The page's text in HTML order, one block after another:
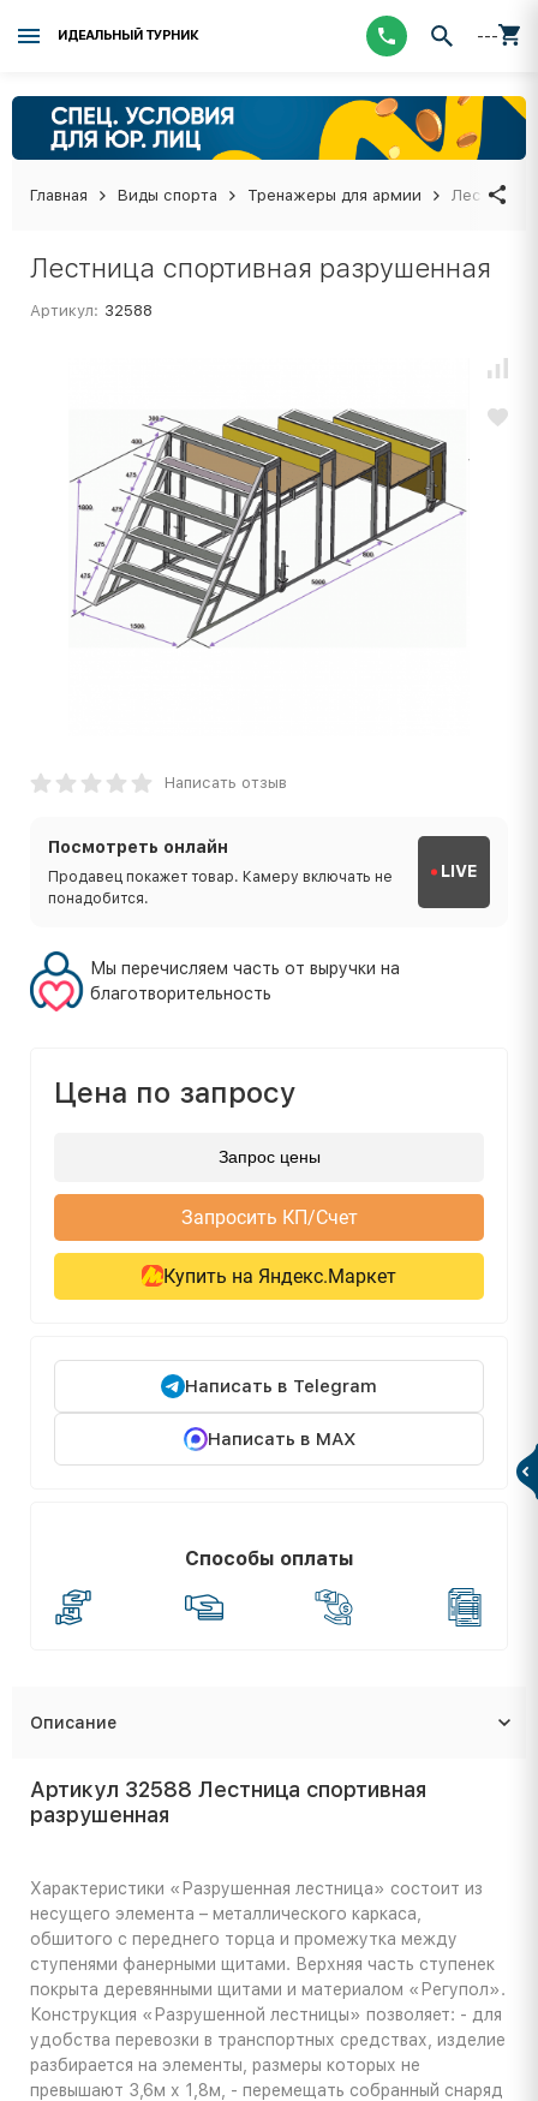
ИДЕАЛЬНЫЙ ТУРНИК ---
Главная Виды спорта Тренажеры для армии Лестница
Лестница спортивная разрушенная
Артикул: 32588
Написать отзыв
Посмотреть онлайн
Продавец покажет товар. Камеру включать не
понадобится.
LIVE
Мы перечисляем часть от выручки на
благотворительность
Цена по запросу
Запрос цены
Запросить КП/Счет
Купить на Яндекс.Маркет
Написать в Telegram
Написать в MAX
Способы оплаты
Описание
Артикул 32588 Лестница спортивная
разрушенная
Характеристики «Разрушенная лестница» состоит из
несущего элемента – металлического каркаса,
обшитого с переднего торца и промежутка между
ступенями фанерными щитами. Верхняя часть ступенек
покрыта деревянными щитами и материалом «Регупол».
Конструкция «Разрушенной лестницы» позволяет: - для
удобства перевозки в транспортных средствах, изделие
разбирается на элементы, размеры которых не
превышают 3,6м х 1,8м, - перемещать собранный снаряд